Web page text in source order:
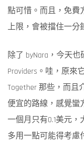
點可惜。而且，免費
上限，會被擋住一分
除了 byNara，今天也
Providers。哇，原來
Together 那些，而且
便宜的路線，感覺蠻
一個月只有0.1美元
多用一點可能得考慮